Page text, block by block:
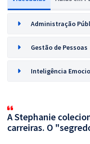
Administração
Gestão de Pessoas
Inteligência
A Stephanie
carreiras. O